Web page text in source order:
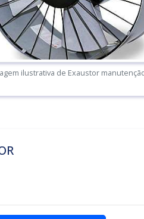
ilustrativa de Exaustor